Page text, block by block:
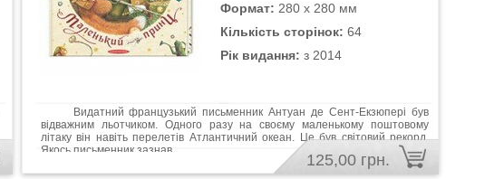
Формат: 280 х 280 мм
Кількість сторінок: 64
Рік видання: з 2014
Видатний французький письменник Антуан де Сент-Екзюпері був
відважним льотчиком. Одного разу на своєму маленькому поштовому
літаку він навіть перелетів Атлантичний океан. Це був світовий рекорд.
Якось письменник зазнав...
125,00 грн.